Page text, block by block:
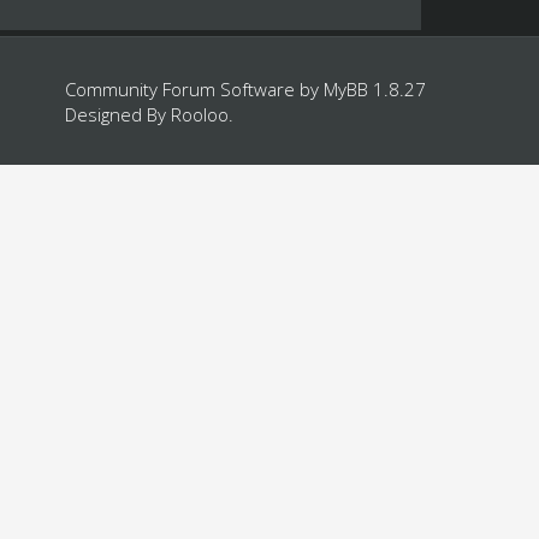
Community Forum Software by MyBB 1.8.27
Designed By Rooloo.